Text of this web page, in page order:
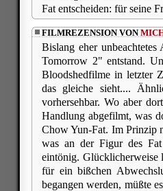
Fat entscheiden: für seine
FILMREZENSION VON
Bislang eher
Tomorrow 2" entstand.
Bloodshedfilme in letzter
das gleiche sieht....
vorhersehbar. Wo aber
Handlung abgefilmt, was
Chow Yun-Fat. Im Prinzip
was an der Figur des
eintönig. Glücklicherweise
für ein bißchen
begangen werden, müßte